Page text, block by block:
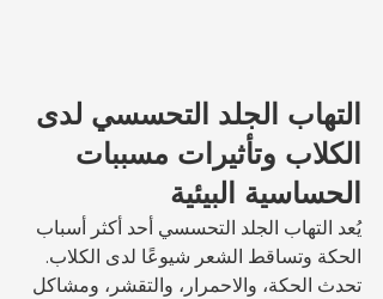
التهاب الجلد التحسسي لدى
الكلاب وتأثيرات مسببات
الحساسية البيئية
يُعد التهاب الجلد التحسسي أحد أكثر أسباب
الحكة وتساقط الشعر شيوعًا لدى الكلاب.
تحدث الحكة، والاحمرار، والتقشر، ومشاكل